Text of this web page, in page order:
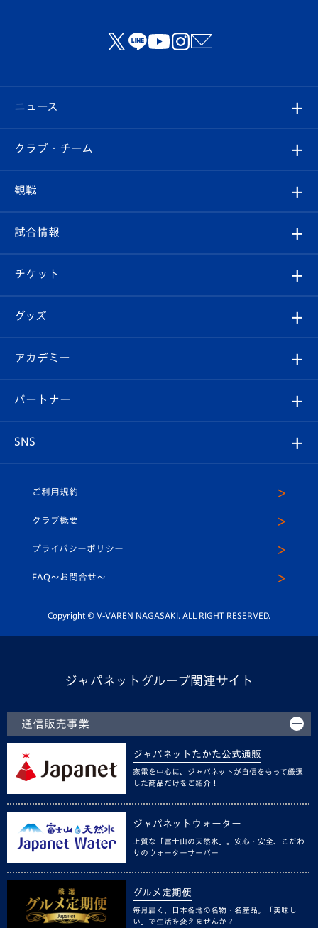
ニュース
すべて
クラブ
試合情報
チケット
イベント
メディア
ホームタウン
クラブ・チーム
クラブ概要
エンブレム紹介
スタッフプロフィール
マスコット紹介
平和祈念活動
ホームタウン活動
観戦
観戦ルール
はじめての観戦ガイド
Revive Team
ヴィヴィくんの長崎おもてなしガイド
試合情報
試合日程/結果
フォトギャラリー
スタジアムグルメ
チケット
チケット
V-LOVERS（ファンクラブ）
プレイヤーズスイート
グッズ
オンラインショップ
店舗情報
アカデミー
育成からのお知らせ
U-18
スクール
パートナー
SNS
ヴィヴィくんインスタグラム
公式LINE＠
ご利用規約
クラブ概要
プライバシーポリシー
FAQ〜お問合せ〜
Copyright © V-VAREN NAGASAKI. ALL RIGHT RESERVED.
ジャパネットグループ関連サイト
通信販売事業
ジャパネットたかた公式通販
家電を中心に、ジャパネットが自信をもって厳選
した商品だけをご紹介！
ジャパネットウォーター
上質な「富士山の天然水」。安心・安全、こだわ
りのウォーターサーバー
グルメ定期便
毎月届く、日本各地の名物・名産品。「美味し
い」で生活を変えませんか？